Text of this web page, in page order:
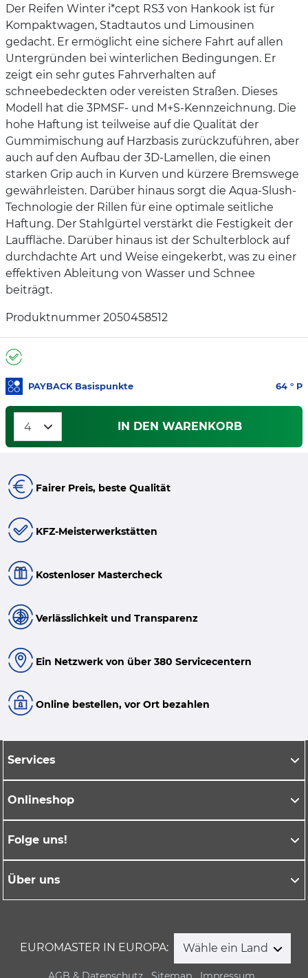
Der Reifen Winter i*cept RS3 von Hankook ist für
Kompaktwagen, Stadtautos und Limousinen
gedacht. Er ermöglicht eine sichere Fahrt auf allen
Untergründen bei winterlichen Bedingungen. Er
zeigt ein sehr gutes Fahrverhalten auf
schneebedeckten oder vereisten Straßen. Dieses
Modell hat die 3PMSF- und M+S-Kennzeichnung. Die
hohe Haftung ist teilweise auf die Qualität der
Gummimischung auf Harzbasis zurückzuführen, aber
auch auf den Aufbau der 3D-Lamellen, die einen
starken Grip auch in Kurven und kürzere Bremswege
gewährleisten. Darüber hinaus sorgt die Aqua-Slush-
Technologie der Rillen für eine optimale seitliche
Haftung. Der Stahlgürtel verstärkt die Festigkeit der
Lauffläche. Darüber hinaus ist der Schulterblock auf
durchdachte Art und Weise eingekerbt, was zu einer
effektiven Ableitung von Wasser und Schnee
beiträgt.
Produktnummer 2050458512
PAYBACK Basispunkte 64 ° P
IN DEN WARENKORB
Fairer Preis, beste Qualität
KFZ-Meisterwerkstätten
Kostenloser Mastercheck
Verlässlichkeit und Transparenz
Ein Netzwerk von über 380 Servicecentern
Online bestellen, vor Ort bezahlen
Services
Onlineshop
Folge uns!
Über uns
EUROMASTER IN EUROPA: Wähle ein Land